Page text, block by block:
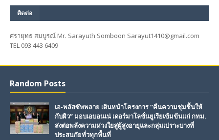
ติดต่อ
ศรายุทธ สมบูรณ์ Mr. Sarayuth Somboon Sarayut1410@gmail.com
TEL 093 443 6409
Random Posts
เอ-พลัสซัพพลาย เดินหน้าโครงการ “คืนความชุ่มชื้นให้
กับผิว” มอบเอบอนเน่ เดอร์มาโลชั่นยูเรียเข้มข้นแก่ กทม.
ส่งต่อพลังความห่วงใยสู่ผู้สูงอายุและกลุ่มเปราะบางที่
ประสบภัยทั่วทุกพื้นที่